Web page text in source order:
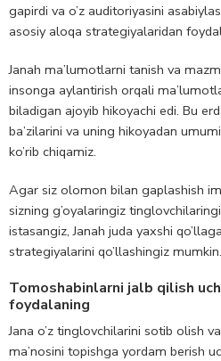
gapirdi va o’z auditoriyasini
asosiy aloqa strategiyalaridan
Janah ma’lumotlarni tanish va
insonga aylantirish orqali
biladigan ajoyib hikoyachi edi. Bu
ba’zilarini va uning hikoyadan
ko’rib chiqamiz.
Agar siz olomon bilan gaplashish
sizning g’oyalaringiz
istasangiz, Janah juda yaxshi
strategiyalarini qo’llashingiz mumkin.
Tomoshabinlarni jalb qilish
foydalaning
Jana o’z tinglovchilarini sotib olish
ma’nosini topishga yordam berish